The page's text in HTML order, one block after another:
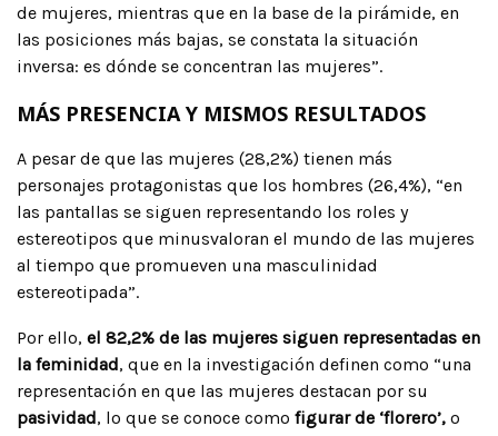
de mujeres, mientras que en la base de la pirámide, en
las posiciones más bajas, se constata la situación
inversa: es dónde se concentran las mujeres”.
MÁS PRESENCIA Y MISMOS RESULTADOS
A pesar de que las mujeres (28,2%) tienen más
personajes protagonistas que los hombres (26,4%), “en
las pantallas se siguen representando los roles y
estereotipos que minusvaloran el mundo de las mujeres
al tiempo que promueven una masculinidad
estereotipada”.
Por ello, el 82,2% de las mujeres siguen representadas en
la feminidad, que en la investigación definen como “una
representación en que las mujeres destacan por su
pasividad, lo que se conoce como figurar de ‘florero’, o